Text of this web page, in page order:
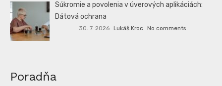
Súkromie a povolenia v úverových aplikáciách:
Dátová ochrana
30. 7. 2026 Lukáš Kroc No comments
Poradňa